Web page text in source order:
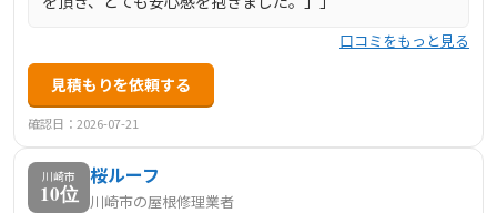
口コミをもっと見る
見積もりを依頼する
確認日：2026-07-21
川崎市
10位
桜ルーフ
川崎市の屋根修理業者